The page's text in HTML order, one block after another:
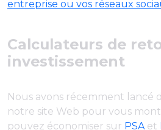
entreprise ou vos réseaux
Calculateurs de
investissement
Nous avons récemment lancé
notre site Web pour vous
pouvez économiser sur PSAet